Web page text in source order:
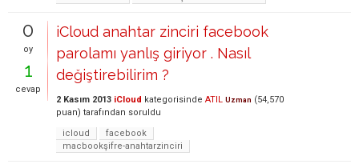
0
oy
1
cevap
iCloud anahtar zinciri facebook
parolamı yanlış giriyor . Nasıl
değiştirebilirim ?
2 Kasım 2013 iCloud kategorisinde ATIL Uzman (54,570
puan) tarafından soruldu
icloud
facebook
macbookşifre-anahtarzinciri